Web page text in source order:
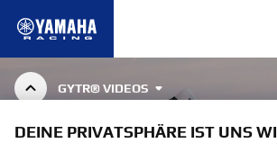
SUPERSPORT
GYTR® VIDEOS
DEINE PRIVATSPHÄRE IST UNS